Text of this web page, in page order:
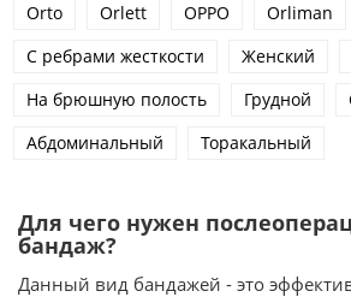
Orto Orlett OPPO Orliman
С ребрами жесткости
Женский
На брюшную полость
Грудной
Абдоминальный
Торакальный
Для чего нужен
бандаж?
Данный вид бандажей - это